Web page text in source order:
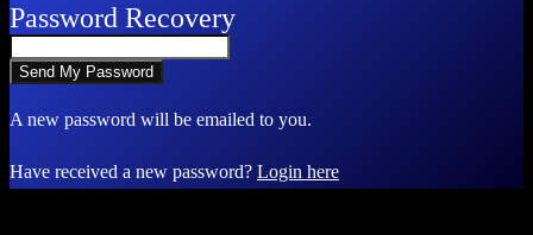
Password Recovery
A new password will be emailed to you.
Have received a new password? Login here